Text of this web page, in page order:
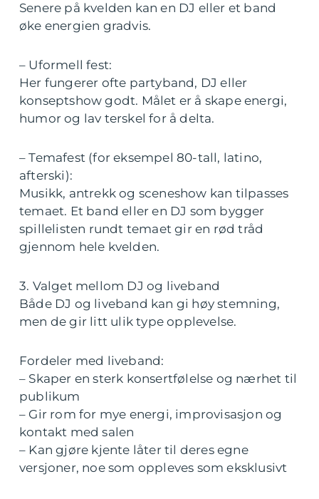
Senere på kvelden kan en DJ eller et band
øke energien gradvis.
– Uformell fest:
Her fungerer ofte partyband, DJ eller
konseptshow godt. Målet er å skape energi,
humor og lav terskel for å delta.
– Temafest (for eksempel 80-tall, latino,
afterski):
Musikk, antrekk og sceneshow kan tilpasses
temaet. Et band eller en DJ som bygger
spillelisten rundt temaet gir en rød tråd
gjennom hele kvelden.
3. Valget mellom DJ og liveband
Både DJ og liveband kan gi høy stemning,
men de gir litt ulik type opplevelse.
Fordeler med liveband:
– Skaper en sterk konsertfølelse og nærhet til
publikum
– Gir rom for mye energi, improvisasjon og
kontakt med salen
– Kan gjøre kjente låter til deres egne
versjoner, noe som oppleves som eksklusivt